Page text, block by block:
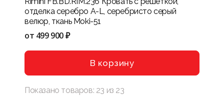
отделка серебро A-L, серебристо серый
велюр, ткань Moki-51
от 499 900 ₽
В корзину
Показано товаров: 23 из 23